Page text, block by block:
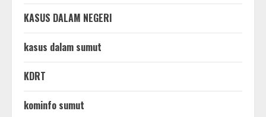
KASUS DALAM NEGERI
kasus dalam sumut
KDRT
kominfo sumut